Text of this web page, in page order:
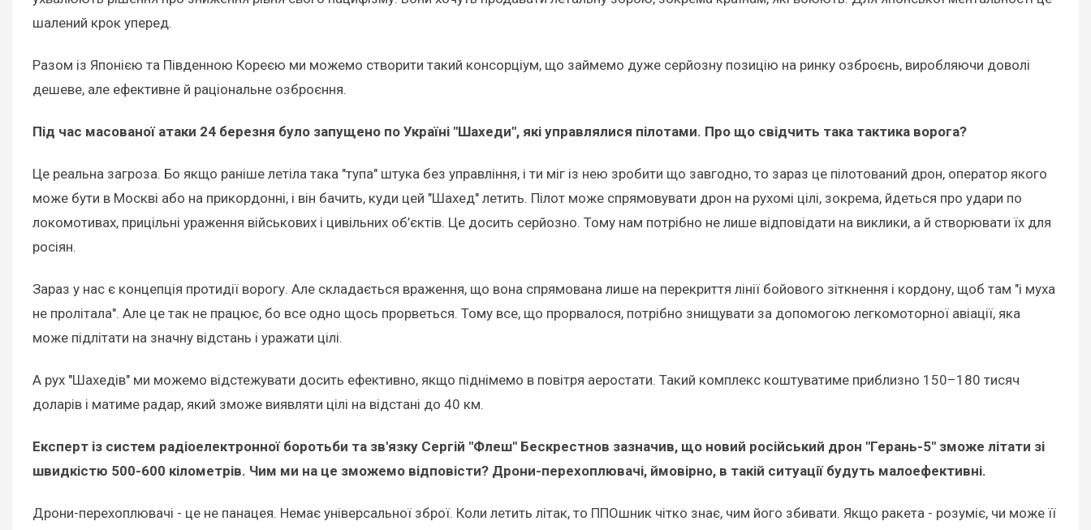
шалений крок уперед.
Разом із Японією та Південною Кореєю ми можемо створити такий консорціум, що займемо дуже серйозну позицію на ринку озброєнь, виробляючи доволі
дешеве, але ефективне й раціональне озброєння.
Під час масованої атаки 24 березня було запущено по Україні "Шахеди", які управлялися пілотами. Про що свідчить така тактика ворога?
Це реальна загроза. Бо якщо раніше летіла така "тупа" штука без управління, і ти міг із нею зробити що завгодно, то зараз це пілотований дрон, оператор якого
може бути в Москві або на прикордонні, і він бачить, куди цей "Шахед" летить. Пілот може спрямовувати дрон на рухомі цілі, зокрема, йдеться про удари по
локомотивах, прицільні ураження військових і цивільних об’єктів. Це досить серйозно. Тому нам потрібно не лише відповідати на виклики, а й створювати їх для
росіян.
Зараз у нас є концепція протидії ворогу. Але складається враження, що вона спрямована лише на перекриття лінії бойового зіткнення і кордону, щоб там "і муха
не пролітала". Але це так не працює, бо все одно щось прорветься. Тому все, що прорвалося, потрібно знищувати за допомогою легкомоторної авіації, яка
може підлітати на значну відстань і уражати цілі.
А рух "Шахедів" ми можемо відстежувати досить ефективно, якщо піднімемо в повітря аеростати. Такий комплекс коштуватиме приблизно 150–180 тисяч
доларів і матиме радар, який зможе виявляти цілі на відстані до 40 км.
Експерт із систем радіоелектронної боротьби та зв'язку Сергій "Флеш" Бескрестнов зазначив, що новий російський дрон "Герань-5" зможе літати зі
швидкістю 500-600 кілометрів. Чим ми на це зможемо відповісти? Дрони-перехоплювачі, ймовірно, в такій ситуації будуть малоефективні.
Дрони-перехоплювачі - це не панацея. Немає універсальної зброї. Коли летить літак, то ППОшник чітко знає, чим його збивати. Якщо ракета - розуміє, чи може її